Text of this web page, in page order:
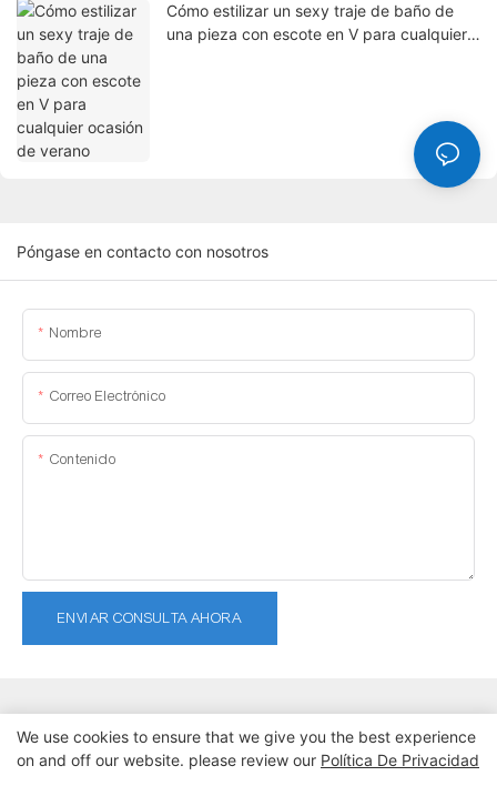
Cómo estilizar un sexy traje de baño de
una pieza con escote en V para cualquier
Póngase en contacto con nosotros
Nombre
Correo Electrónico
Contenido
ENVIAR CONSULTA AHORA
Copyright © 2026 Dongguan Lanteng Sports Products Co., Ltd. |
We use cookies to ensure that we give you the best experience
on and off our website. please review our Política De Privacidad